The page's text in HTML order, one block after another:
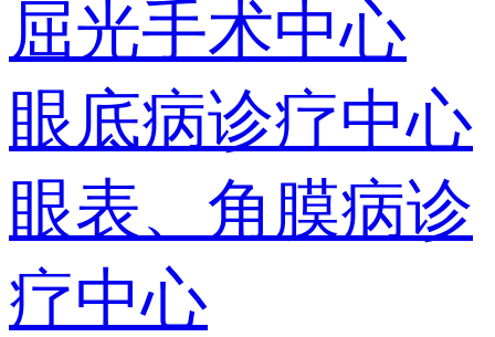
屈光手术中心
眼底病诊疗中心
眼表、角膜病诊
疗中心